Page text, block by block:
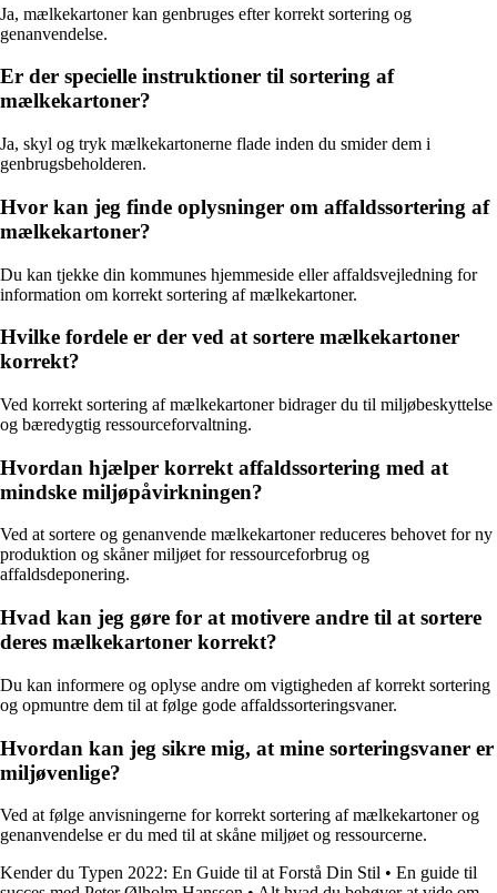
Ja, mælkekartoner kan genbruges efter korrekt sortering og
genanvendelse.
Er der specielle instruktioner til sortering af
mælkekartoner?
Ja, skyl og tryk mælkekartonerne flade inden du smider dem i
genbrugsbeholderen.
Hvor kan jeg finde oplysninger om affaldssortering af
mælkekartoner?
Du kan tjekke din kommunes hjemmeside eller affaldsvejledning for
information om korrekt sortering af mælkekartoner.
Hvilke fordele er der ved at sortere mælkekartoner
korrekt?
Ved korrekt sortering af mælkekartoner bidrager du til miljøbeskyttelse
og bæredygtig ressourceforvaltning.
Hvordan hjælper korrekt affaldssortering med at
mindske miljøpåvirkningen?
Ved at sortere og genanvende mælkekartoner reduceres behovet for ny
produktion og skåner miljøet for ressourceforbrug og
affaldsdeponering.
Hvad kan jeg gøre for at motivere andre til at sortere
deres mælkekartoner korrekt?
Du kan informere og oplyse andre om vigtigheden af korrekt sortering
og opmuntre dem til at følge gode affaldssorteringsvaner.
Hvordan kan jeg sikre mig, at mine sorteringsvaner er
miljøvenlige?
Ved at følge anvisningerne for korrekt sortering af mælkekartoner og
genanvendelse er du med til at skåne miljøet og ressourcerne.
Kender du Typen 2022: En Guide til at Forstå Din Stil • En guide til